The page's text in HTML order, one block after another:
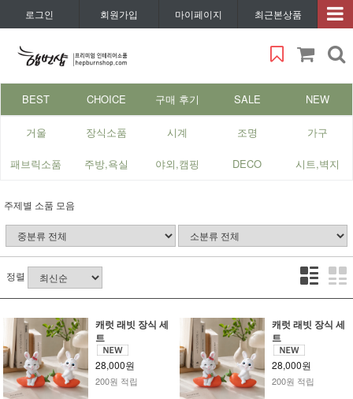
로그인 회원가입 마이페이지 최근본상품
BEST CHOICE 구매 후기 SALE NEW
거울 장식소품 시계 조명 가구
패브릭소품 주방,욕실 야외,캠핑 DECO 시트,벽지
주제별 소품 모음
정렬
캐럿 래빗 장식 세
트
28,000원
200원 적립
캐럿 래빗 장식 세
트
28,000원
200원 적립